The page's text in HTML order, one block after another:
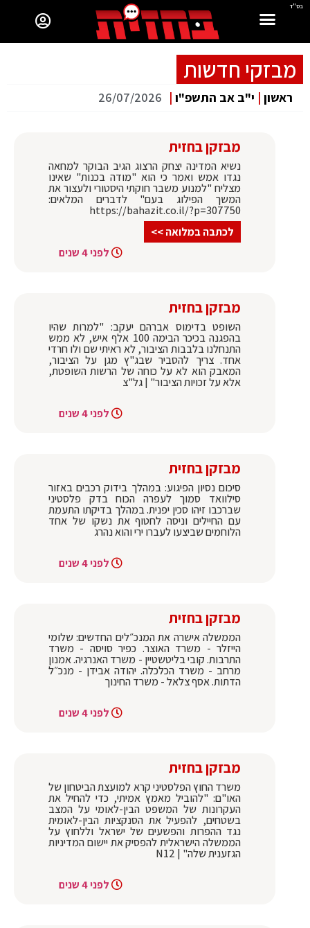
בס"ד
מבזקי חדשות
ראשון | י"ב אב התשפ"ו |
26/07/2026
מבזקן בחזית
נשיא המדינה יצחק הרצוג הגיב הבוקר למחאה
נגדו אמש ואמר כי הוא "מודה בכנות" שאינו
מצליח "למנוע משבר חוקתי היסטורי ולעצור את
המשך הפילוג בעם" לדברים המלאים:
https://bahazit.co.il/?p=307750
לכתבה במלואה >>
לפני 4 שנים
מבזקן בחזית
השופט בדימוס אברהם יעקב: "למרות שהיו
בהפגנה בכיכר הבימה 100 אלף איש, לא ממש
התנחלנו בלבבות הציבור, לא ראיתי שם ולו חרדי
אחד. צריך להסביר שבג"ץ מגן על הציבור,
המאבק הוא לא על כוחה של הרשות השופטת,
אלא על זכויות הציבור" | גל"צ
לפני 4 שנים
מבזקן בחזית
סיכום נסיון הפיגוע: במהלך בידוק רכבים באזור
סילוואד סמוך לעפרה הכוח בדק פלסטיני
שברכבו זיהו סכין יפנית. במהלך בדיקתו התעמת
עם החיילים וניסה לחטוף את נשקו של אחד
הלוחמים שביצעו לעברו ירי והוא נהרג
לפני 4 שנים
מבזקן בחזית
הממשלה אישרה את המנכ״לים החדשים: שלומי
הייזלר - משרד האוצר. כפיר סויסה - משרד
התרבות. קובי בליטשטיין - משרד האנרגיה. אמנון
מרחב - משרד הכלכלה. יהודה אבידן - מנכ״ל
הדתות. אסף צלאל - משרד החינוך
לפני 4 שנים
מבזקן בחזית
משרד החוץ הפלסטיני קרא למועצת הביטחון של
האו"ם: "להוביל מאמץ אמיתי, כדי להחיל את
העקרונות של המשפט הבין-לאומי על המצב
בשטחים, להפעיל את הסנקציות הבין-לאומית
נגד ההפרות והפשעים של ישראל וללחוץ על
הממשלה הישראלית להפסיק את יישום המדיניות
הגזענית שלה" | N12
לפני 4 שנים